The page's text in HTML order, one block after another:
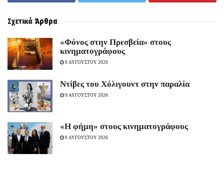
Σχετικά Άρθρα
«Φόνος στην Πρεσβεία» στους
κινηματογράφους
9 ΑΥΓΟΥΣΤΟΥ 2026
Ντίβες του Χόλιγουντ στην παραλία
9 ΑΥΓΟΥΣΤΟΥ 2026
«H φήμη» στους κινηματογράφους
9 ΑΥΓΟΥΣΤΟΥ 2026